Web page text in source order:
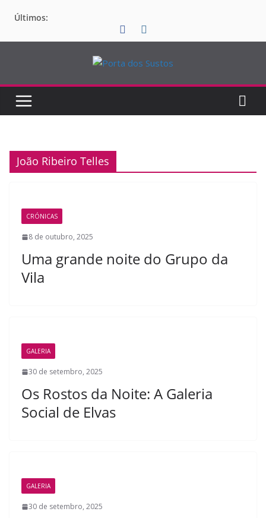
paraÚltimos:
João Ribeiro Telles
CRÓNICAS
8 de outubro, 2025
Uma grande noite do Grupo da
Vila
GALERIA
30 de setembro, 2025
Os Rostos da Noite: A Galeria
Social de Elvas
GALERIA
30 de setembro, 2025